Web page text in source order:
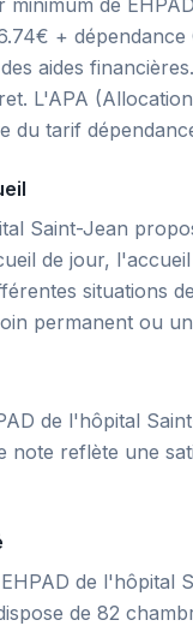
+
aides
L'APA
du tarif
Saint-Jean
de jour,
situations
permanent ou
de l'hôpital
note reflète une
de l'hôpital
de 82